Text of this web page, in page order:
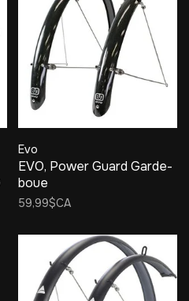
Evo
EVO, Power Guard Garde-
boue
59,99$CA